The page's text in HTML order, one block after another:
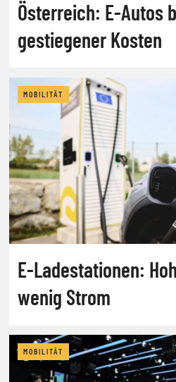
Österreich: E-Autos
gestiegener Kosten
MOBILITÄT
E-Ladestationen:
wenig Strom
MOBILITÄT